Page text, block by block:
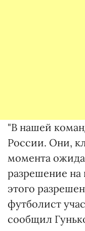
"В нашей
России. Они,
момента
разрешение
этого
футболист
сообщил